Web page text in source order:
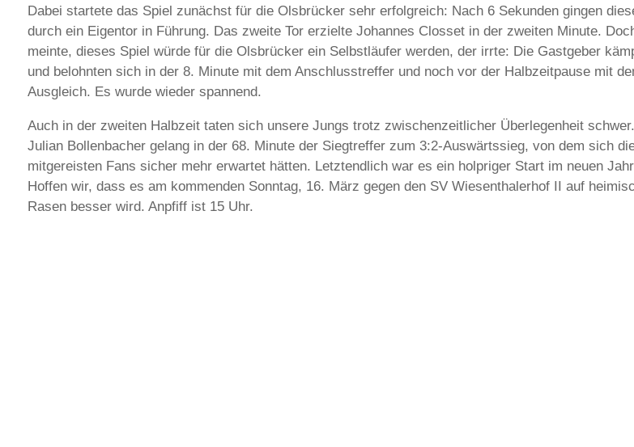
Dabei startete das Spiel zunächst für die Olsbrücker sehr erfolgreich: Nach 6 Sekunden gingen
durch ein Eigentor in Führung. Das zweite Tor erzielte Johannes Closset in der zweiten Minute.
meinte, dieses Spiel würde für die Olsbrücker ein Selbstläufer werden, der irrte: Die Gastgeber
und belohnten sich in der 8. Minute mit dem Anschlusstreffer und noch vor der Halbzeitpause mit
Ausgleich. Es wurde wieder spannend.
Auch in der zweiten Halbzeit taten sich unsere Jungs trotz zwischenzeitlicher Überlegenheit schwer.
Julian Bollenbacher gelang in der 68. Minute der Siegtreffer zum 3:2-Auswärtssieg, von dem sich
mitgereisten Fans sicher mehr erwartet hätten. Letztendlich war es ein holpriger Start im neuen
Hoffen wir, dass es am kommenden Sonntag, 16. März gegen den SV Wiesenthalerhof II auf
Rasen besser wird. Anpfiff ist 15 Uhr.